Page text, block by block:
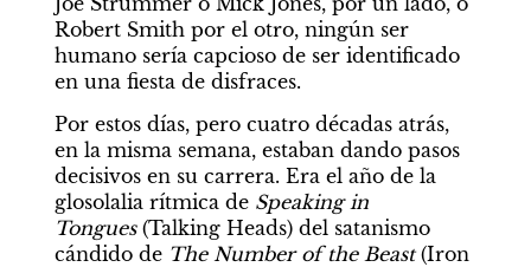
Robert Smith por el otro, ningún ser
humano sería capcioso de ser identificado
en una fiesta de disfraces.
Por estos días, pero cuatro décadas atrás,
en la misma semana, estaban dando pasos
decisivos en su carrera. Era el año de la
glosolalia rítmica de Speaking in
Tongues (Talking Heads) del satanismo
cándido de The Number of the Beast (Iron